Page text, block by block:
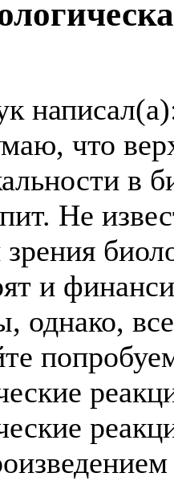
что
в
Не
зрения
и
однако,